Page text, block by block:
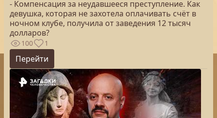
- Компенсация за неудавшееся преступление. Как
девушка, которая не захотела оплачивать счёт в
ночном клубе, получила от заведения 12 тысяч
долларов?
100 1
Перейти